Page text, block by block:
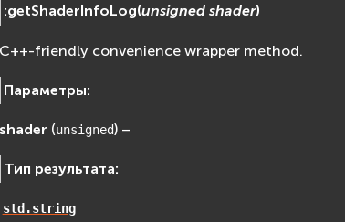
:getShaderInfoLog(unsigned shader)
C++-friendly convenience wrapper method.
Параметры:
shader (unsigned) –
Тип результата:
std.string